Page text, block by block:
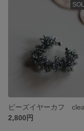
ビーズイヤーカフ
2,800円